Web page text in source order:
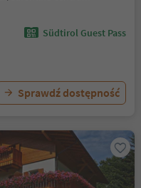
Südtirol Guest Pass
Sprawdź dostępność